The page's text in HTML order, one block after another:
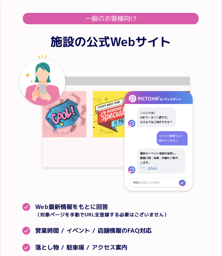
一般のお客様向け
施設の公式Webサイト
Web最新情報をもとに回答
（対象ページを手動でURL全登録する必要はございません）
営業時間 / イベント / 店舗情報のFAQ対応
落とし物 / 駐車場 / アクセス案内